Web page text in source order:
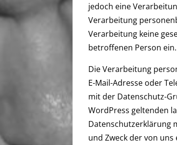
jedoch eine
Verarbeitung
Verarbeitung keine
betroffenen Person ein.
Die Verarbeitung
E-Mail-Adresse oder
mit der Datenschutz-
WordPress geltenden
Datenschutzerklärung
und Zweck der von